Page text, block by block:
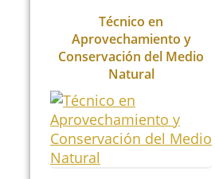
Técnico en
Aprovechamiento y
Conservación del Medio
Natural